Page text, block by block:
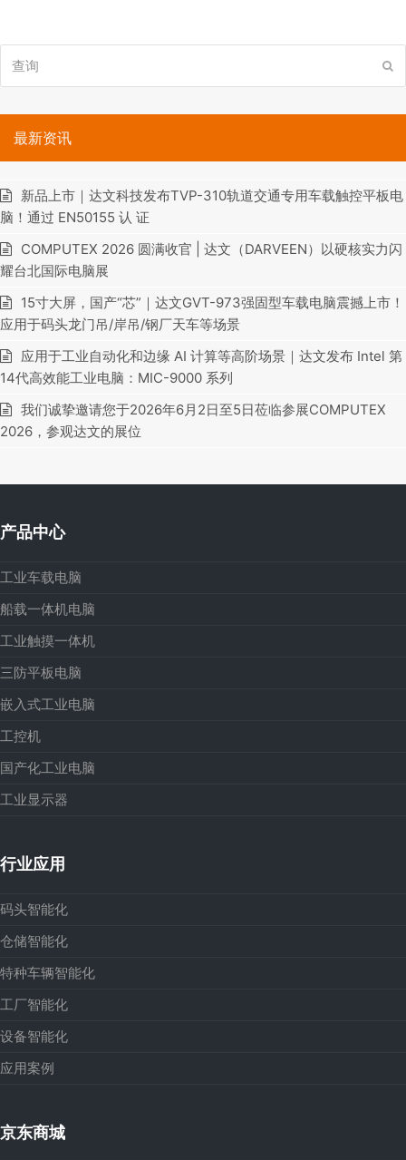
询
最新资讯
新品上市｜达文科技发布TVP-310轨道交通专用车载触控平板电
脑！通过 EN50155 认 证
COMPUTEX 2026 圆满收官 | 达文（DARVEEN）以硬核实力闪
耀台北国际电脑展
15寸大屏，国产“芯”｜达文GVT-973强固型车载电脑震撼上市！
应用于码头龙门吊/岸吊/钢厂天车等场景
应用于工业自动化和边缘 AI 计算等高阶场景｜达文发布 Intel 第
14代高效能工业电脑：MIC-9000 系列
我们诚挚邀请您于2026年6月2日至5日莅临参展COMPUTEX
2026，参观达文的展位
产品中心
工业车载电脑
船载一体机电脑
工业触摸一体机
三防平板电脑
嵌入式工业电脑
工控机
国产化工业电脑
工业显示器
行业应用
码头智能化
仓储智能化
特种车辆智能化
工厂智能化
设备智能化
应用案例
京东商城